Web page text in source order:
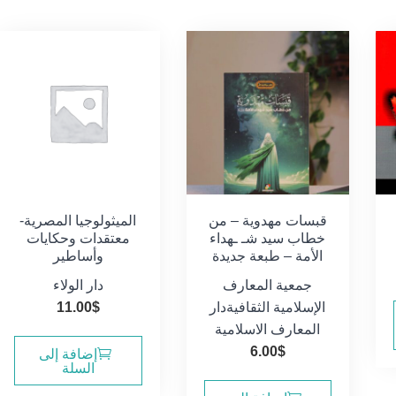
قبسات مهدوية – من
خطاب سيد شـ ـهداء
الأمة – طبعة جديدة
جمعية المعارف
الإسلامية الثقافيةدار
المعارف الاسلامية
6.00$
الميثولوجيا المصرية-
معتقدات وحكايات
وأساطير
دار الولاء
11.00$
إضافة إلى
السلة